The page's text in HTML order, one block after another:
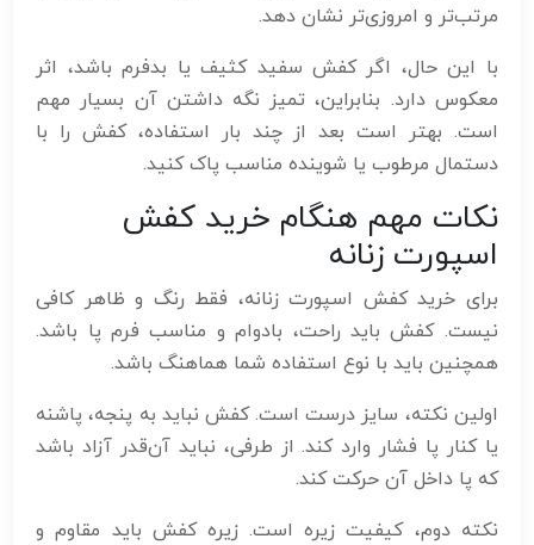
مرتب‌تر و امروزی‌تر نشان دهد.
با این حال، اگر کفش سفید کثیف یا بدفرم باشد، اثر
معکوس دارد. بنابراین، تمیز نگه داشتن آن بسیار مهم
است. بهتر است بعد از چند بار استفاده، کفش را با
دستمال مرطوب یا شوینده مناسب پاک کنید.
نکات مهم هنگام خرید کفش
اسپورت زنانه
برای خرید کفش اسپورت زنانه، فقط رنگ و ظاهر کافی
نیست. کفش باید راحت، بادوام و مناسب فرم پا باشد.
همچنین باید با نوع استفاده شما هماهنگ باشد.
اولین نکته، سایز درست است. کفش نباید به پنجه، پاشنه
یا کنار پا فشار وارد کند. از طرفی، نباید آن‌قدر آزاد باشد
که پا داخل آن حرکت کند.
نکته دوم، کیفیت زیره است. زیره کفش باید مقاوم و